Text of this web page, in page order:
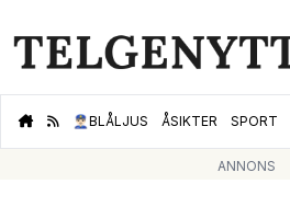
👮🏻‍♂️BLÅLJUS ÅSIKTER SPORT
ANNONS